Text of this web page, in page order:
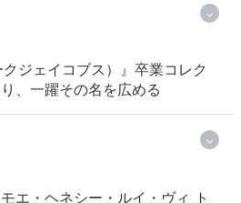
クジェイコブス）』卒業コレク
、一躍その名を広める
エ・ヘネシー・ルイ・ヴィ ト